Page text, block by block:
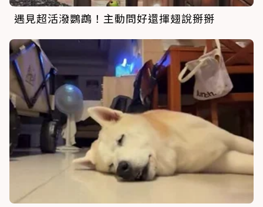
遇見超活潑鸚鵡！主動問好還揮翅說掰掰